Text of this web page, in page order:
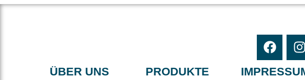
ÜBER UNS PRODUKTE